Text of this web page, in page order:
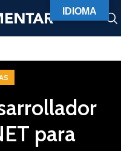
para
IDIOMA